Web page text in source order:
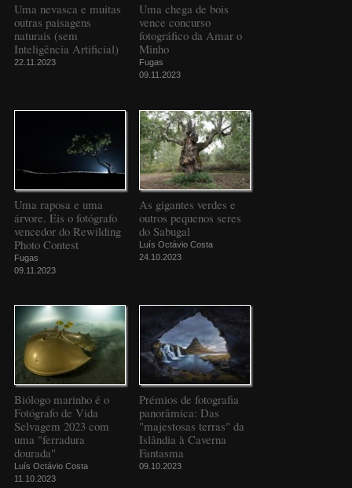
Uma nevasca e muitas
outras paisagens
naturais (sem
Inteligência Artificial)
22.11.2023
Uma chega de bois
vence concurso
fotográfico da Amar o
Minho
Fugas
09.11.2023
Uma raposa e uma
árvore. Eis o fotógrafo
vencedor do Rewilding
Photo Contest
Fugas
09.11.2023
As gigantes verdes e
outros pequenos seres
do Sabugal
Luís Octávio Costa
24.10.2023
Biólogo marinho é o
Fotógrafo de Vida
Selvagem 2023 com
uma "ferradura
dourada"
Luís Octávio Costa
11.10.2023
Prémios de fotografia
panorâmica: Das
"majestosas terras" da
Islândia à Caverna
Fantasma
09.10.2023